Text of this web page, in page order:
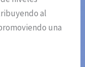
al
una